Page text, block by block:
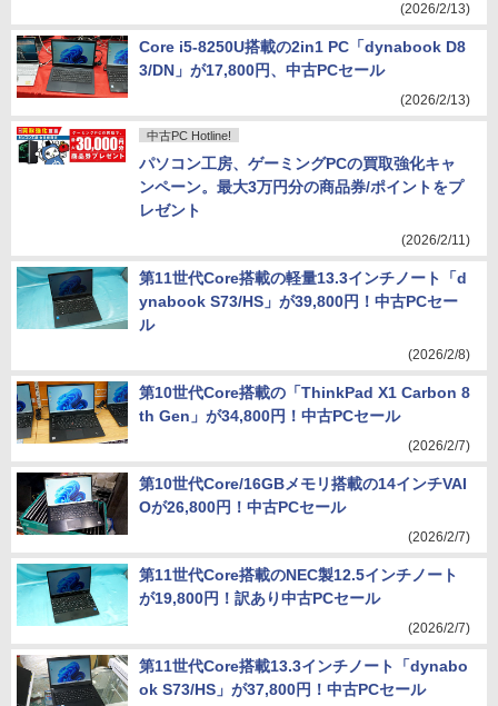
(2026/2/13)
Core i5-8250U搭載の2in1 PC「dynabook D8
3/DN」が17,800円、中古PCセール
(2026/2/13)
中古PC Hotline!
パソコン工房、ゲーミングPCの買取強化キャ
ンペーン。最大3万円分の商品券/ポイントをプ
レゼント
(2026/2/11)
第11世代Core搭載の軽量13.3インチノート「d
ynabook S73/HS」が39,800円！中古PCセー
ル
(2026/2/8)
第10世代Core搭載の「ThinkPad X1 Carbon 8
th Gen」が34,800円！中古PCセール
(2026/2/7)
第10世代Core/16GBメモリ搭載の14インチVAI
Oが26,800円！中古PCセール
(2026/2/7)
第11世代Core搭載のNEC製12.5インチノート
が19,800円！訳あり中古PCセール
(2026/2/7)
第11世代Core搭載13.3インチノート「dynabo
ok S73/HS」が37,800円！中古PCセール